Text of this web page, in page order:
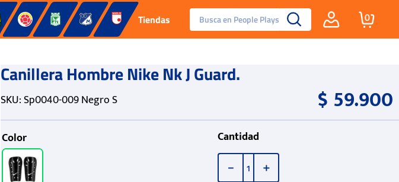
Tiendas Busca en People Plays
Tenis
Reebok Fashion
0
Canillera Hombre Nike Nk J Guard.
SKU:Sp0040-009 Negro S $ 59.900
Color Cantidad
＋
－